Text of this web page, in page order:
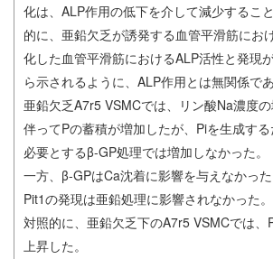
化は、ALP作用の低下を介して減少するこ
的に、亜鉛欠乏が誘発する血管平滑筋にお
化した血管平滑筋におけるALP活性と発現
ら示されるように、ALP作用とは無関係であ
亜鉛欠乏A7r5 VSMCでは、リン酸Na濃度
伴ってPの蓄積が増加したが、Piを生成す
必要とするβ-GP処理では増加しなかった。
一方、β-GPはCa沈着に影響を与えなかった
Pit1の発現は亜鉛処理に影響されなかった。
対照的に、亜鉛欠乏下のA7r5 VSMCでは、
上昇した。